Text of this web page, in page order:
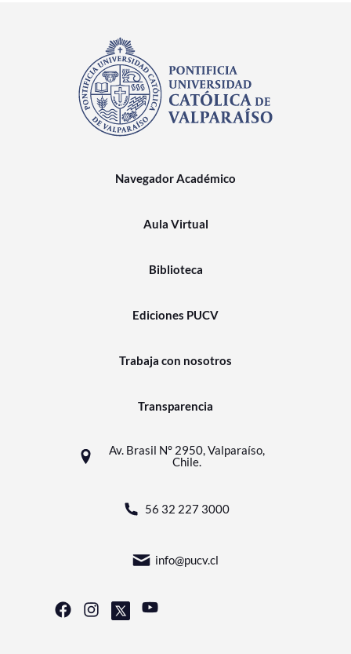
Navegador Académico
Aula Virtual
Biblioteca
Ediciones PUCV
Trabaja con nosotros
Transparencia
Av. Brasil N° 2950, Valparaíso,
Chile.
56 32 227 3000
info@pucv.cl